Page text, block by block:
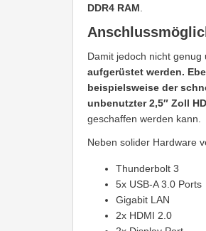
DDR4 RAM
Damit jedoch nicht genug
aufgerüstet werden.
beispielsweise der
unbenutzter 2,5″ Zoll
geschaffen werden kann.
Neben solider Hardware
Thunderbolt 3
5x USB-A 3.0 Ports
Gigabit LAN
2x HDMI 2.0